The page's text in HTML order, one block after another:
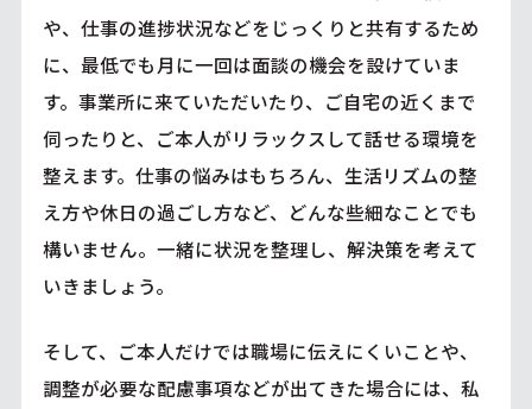
や、仕事の進捗状況などをじっくりと共有するため
に、最低でも月に一回は面談の機会を設けていま
す。事業所に来ていただいたり、ご自宅の近くまで
伺ったりと、ご本人がリラックスして話せる環境を
整えます。仕事の悩みはもちろん、生活リズムの整
え方や休日の過ごし方など、どんな些細なことでも
構いません。一緒に状況を整理し、解決策を考えて
いきましょう。
そして、ご本人だけでは職場に伝えにくいことや、
調整が必要な配慮事項などが出てきた場合には、私